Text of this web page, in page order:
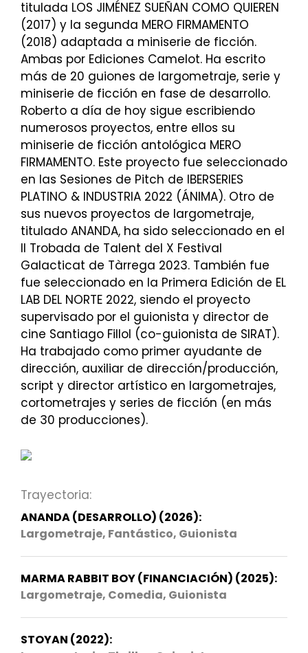
titulada LOS JIMÉNEZ SUEÑAN COMO QUIEREN
(2017) y la segunda MERO FIRMAMENTO
(2018) adaptada a miniserie de ficción.
Ambas por Ediciones Camelot. Ha escrito
más de 20 guiones de largometraje, serie y
miniserie de ficción en fase de desarrollo.
Roberto a día de hoy sigue escribiendo
numerosos proyectos, entre ellos su
miniserie de ficción antológica MERO
FIRMAMENTO. Este proyecto fue seleccionado
en las Sesiones de Pitch de IBERSERIES
PLATINO & INDUSTRIA 2022 (ÁNIMA). Otro de
sus nuevos proyectos de largometraje,
titulado ANANDA, ha sido seleccionado en el
II Trobada de Talent del X Festival
Galacticat de Tàrrega 2023. También fue
fue seleccionado en la Primera Edición de EL
LAB DEL NORTE 2022, siendo el proyecto
supervisado por el guionista y director de
cine Santiago Fillol (co-guionista de SIRAT).
Ha trabajado como primer ayudante de
dirección, auxiliar de dirección/producción,
script y director artístico en largometrajes,
cortometrajes y series de ficción (en más
de 30 producciones).
Trayectoria:
ANANDA (DESARROLLO) (2026):
Largometraje, Fantástico, Guionista
MARMA RABBIT BOY (FINANCIACIÓN) (2025):
Largometraje, Comedia, Guionista
STOYAN (2022):